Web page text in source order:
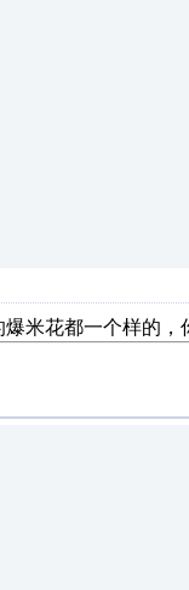
米花都一个样的